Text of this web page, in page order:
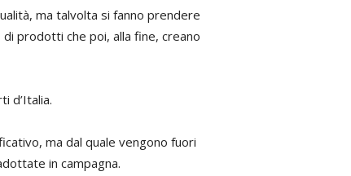
ma talvolta si fanno prendere
di prodotti che poi, alla fine, creano
d’Italia.
ma dal quale vengono fuori
in campagna.